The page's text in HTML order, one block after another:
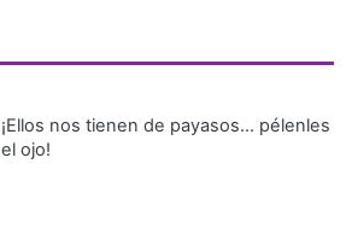
¡Ellos nos tienen de payasos… pélenles
el ojo!